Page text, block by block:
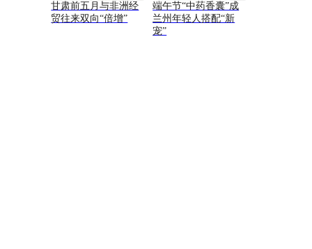
甘肃前五月与非洲经
贸往来双向“倍增”
端午节“中药香囊”成
兰州年轻人搭配“新
宠”